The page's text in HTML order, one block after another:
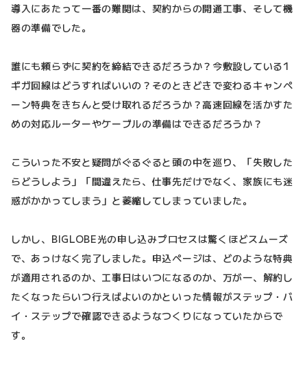
導入にあたって一番の難関は、契約からの開通工事、そして機
器の準備でした。
誰にも頼らずに契約を締結できるだろうか？今敷設している1
ギガ回線はどうすればいいの？そのときどきで変わるキャンペ
ーン特典をきちんと受け取れるだろうか？高速回線を活かすた
めの対応ルーターやケーブルの準備はできるだろうか？
こういった不安と疑問がぐるぐると頭の中を巡り、「失敗した
らどうしよう」「間違えたら、仕事先だけでなく、家族にも迷
惑がかかってしまう」と萎縮してしまっていました。
しかし、BIGLOBE光の申し込みプロセスは驚くほどスムーズ
で、あっけなく完了しました。申込ページは、どのような特典
が適用されるのか、工事日はいつになるのか、万が一、解約し
たくなったらいつ行えばよいのかといった情報がステップ・バ
イ・ステップで確認できるようなつくりになっていたからで
す。